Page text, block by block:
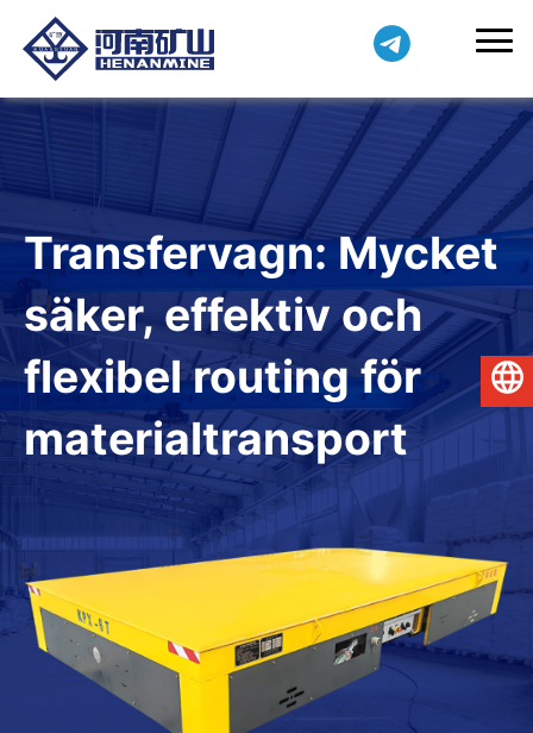
Transfervagn: Mycket
säker, effektiv och
flexibel routing för
materialtransport
Svenska